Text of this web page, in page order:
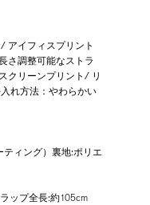
アイフィスプリント
さ調整可能なストラ
クリーンプリント/ リ
れ方法：やわらかい
ィング）裏地:ポリエ
ップ全長:約105cm